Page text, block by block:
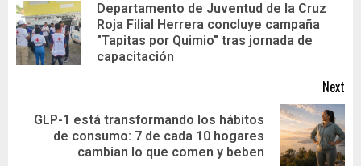
Departamento de Juventud de la Cruz
Roja Filial Herrera concluye campaña
"Tapitas por Quimio" tras jornada de
capacitación
Next
GLP-1 está transformando los hábitos
de consumo: 7 de cada 10 hogares
cambian lo que comen y beben